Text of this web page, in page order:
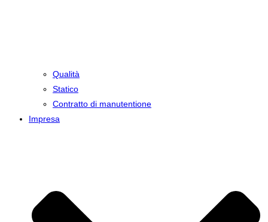
Qualità
Statico
Contratto di manutentione
Impresa